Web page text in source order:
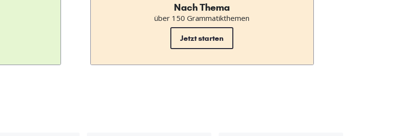
Nach Thema
über 150 Grammatikthemen
Jetzt starten